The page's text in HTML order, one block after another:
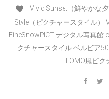
Vivid Sunset（鮮やかな
Style（ピクチャースタイル）
FineSnowPICT デジタル写真館
クチャースタイル ベルビア
LOMO風ピ